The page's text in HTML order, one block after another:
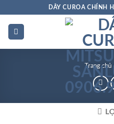
dung
DÂY CUROA CHÍNH
Trang chủ